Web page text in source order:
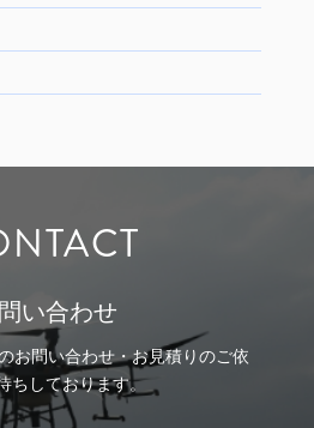
い合わせ
お問い合わせ・お見積りのご依
ちしております。